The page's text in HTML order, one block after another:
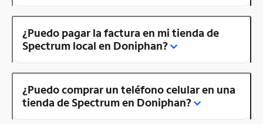
¿Puedo pagar la factura en mi tienda de
Spectrum local en Doniphan?
¿Puedo comprar un teléfono celular en una
tienda de Spectrum en Doniphan?